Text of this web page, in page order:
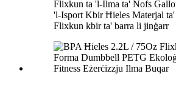
Flixkun ta 'l-Ilma ta' Nofs
'l-Isport Kbir Ħieles Materjal
Flixkun kbir ta' barra li jinġarr